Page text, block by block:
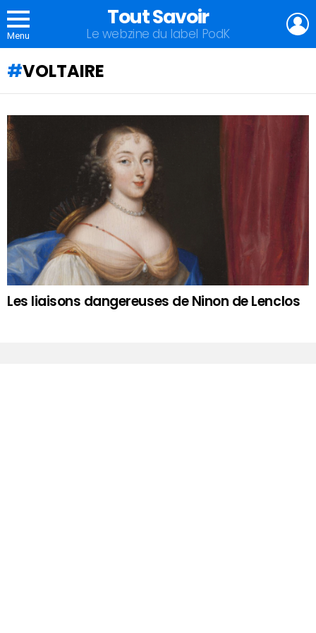
Menu
Tout Savoir
Le webzine du label PodK
VOLTAIRE
QU'ALLEZ-
VOUS
APPRENDRE
AUJOURD'HUI
Les liaisons dangereuses de Ninon de Lenclos